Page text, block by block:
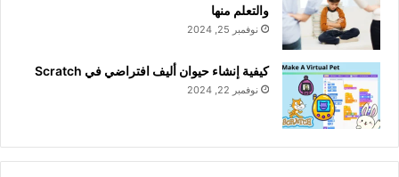
والتعلم منها
نوفمبر 25, 2024
كيفية إنشاء حيوان أليف افتراضي في Scratch
نوفمبر 22, 2024